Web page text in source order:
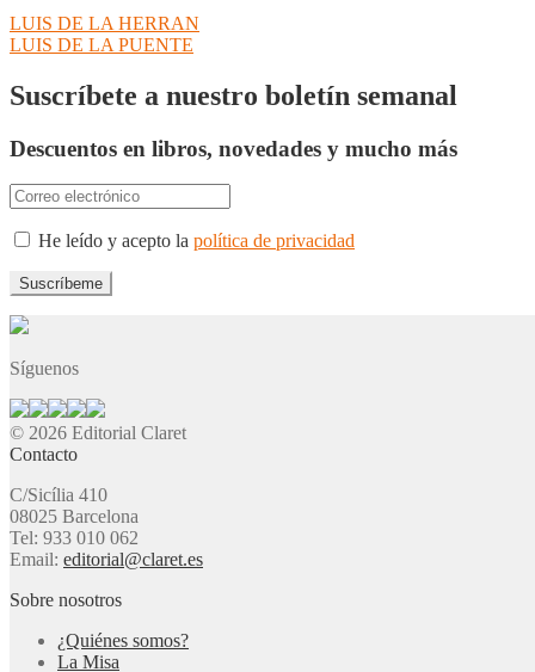
Navegación
de
entradas
Anterior:
LUIS DE LA HERRAN
Siguiente:
LUIS DE LA PUENTE
Suscríbete a nuestro boletín semanal
Descuentos en libros, novedades y mucho más
He leído y acepto la política de privacidad
Síguenos
© 2026 Editorial Claret
Contacto
C/Sicília 410
08025 Barcelona
Tel: 933 010 062
Email: editorial@claret.es
Sobre nosotros
¿Quiénes somos?
La Misa